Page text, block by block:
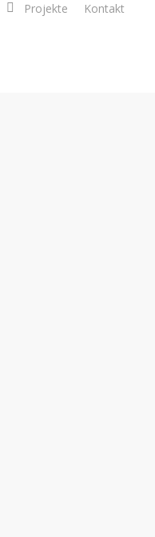
Projekte Kontakt